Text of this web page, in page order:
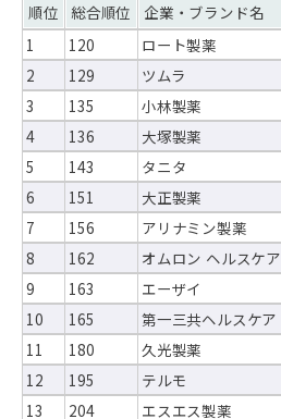
順位 総合順位 企業・ブランド名
1
120 ロート製薬
2
129 ツムラ
3
135 小林製薬
4
136 大塚製薬
5
143 タニタ
6
151 大正製薬
7
156 アリナミン製薬
8
162 オムロン ヘルスケア
9
163 エーザイ
10
165 第一三共ヘルスケア
11
180 久光製薬
12
195 テルモ
13
204 エスエス製薬